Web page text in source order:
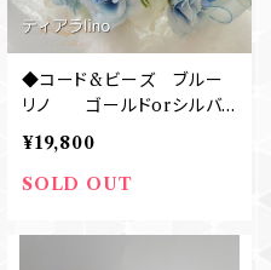
◆コード&ビーズ ブルー
リノ ゴールドorシルバ
ー フロリナ姫ティアラ
¥19,800
SOLD OUT